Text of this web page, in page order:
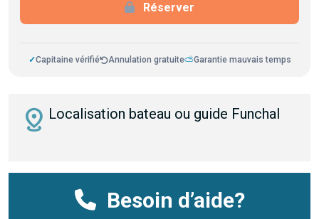
Réserver
✓Capitaine vérifié Annulation gratuite⛅Garantie mauvais temps
distance Localisation bateau ou guide Funchal
Besoin d’aide?